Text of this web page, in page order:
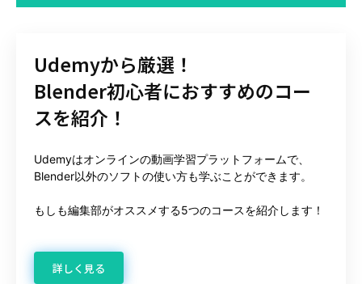
Udemyから厳選！
Blender初心者におすすめのコー
スを紹介！
Udemyはオンラインの動画学習プラットフォームで、
Blender以外のソフトの使い方も学ぶことができます。
もしも編集部がオススメする5つのコースを紹介します！
詳しく見る